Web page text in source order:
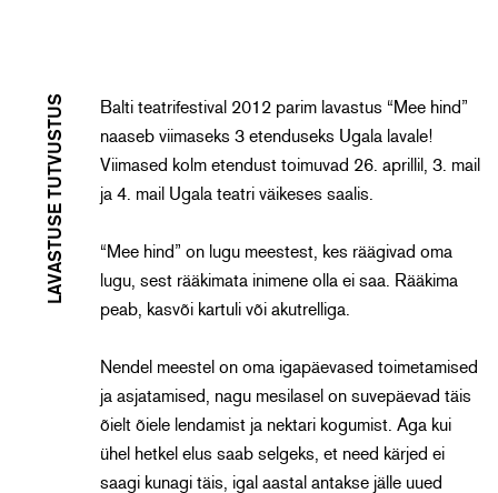
LAVASTUSE TUTVUSTUS
Balti teatrifestival 2012 parim lavastus “Mee hind”
naaseb viimaseks 3 etenduseks Ugala lavale!
Viimased kolm etendust toimuvad 26. aprillil, 3. mail
ja 4. mail Ugala teatri väikeses saalis.
“Mee hind” on lugu meestest, kes räägivad oma
lugu, sest rääkimata inimene olla ei saa. Rääkima
peab, kasvõi kartuli või akutrelliga.
Nendel meestel on oma igapäevased toimetamised
ja asjatamised, nagu mesilasel on suvepäevad täis
õielt õiele lendamist ja nektari kogumist. Aga kui
ühel hetkel elus saab selgeks, et need kärjed ei
saagi kunagi täis, igal aastal antakse jälle uued